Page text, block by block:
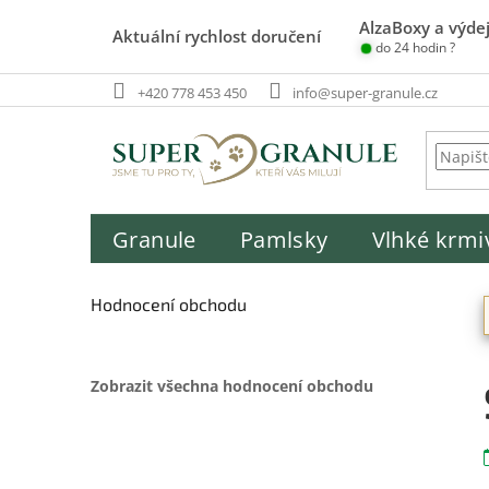
Aktuální rychlost doručení AlzaBoxy a
do 24 hodin ?
+420 778 453 450 info@super-granule.cz
Granule Pamlsky Vlhké
o
a
Hodnocení obchodu
Zobrazit všechna hodnocení obchodu